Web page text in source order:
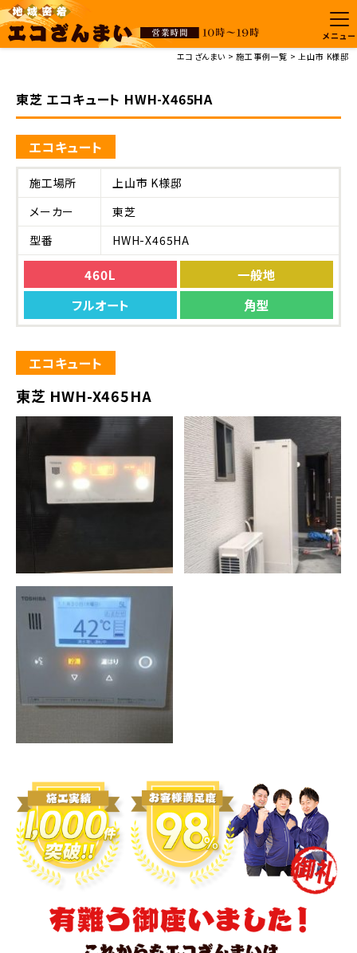
メニュー
エコざんまい
施工事例一覧 上山市 K様邸
東芝 エコキュート HWH-X465HA
エコキュート
施工場所
上山市 K様邸
メーカー
東芝
型番
HWH-X465HA
460L
一般地
フルオート
角型
エコキュート
東芝 HWH-X465HA